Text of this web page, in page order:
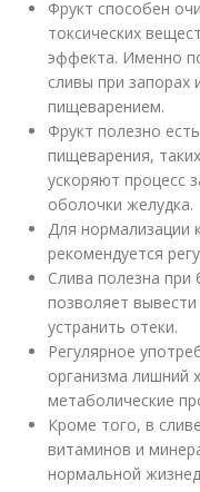
Фрукт способен
токсических
эффекта. Именно
сливы при запорах
пищеварением.
Фрукт полезно
пищеварения,
ускоряют процесс
оболочки желудка.
Для нормализации
рекомендуется
Слива полезна при
позволяет
устранить отеки.
Регулярное
организма лишний
метаболические
Кроме того, в
витаминов и
нормальной